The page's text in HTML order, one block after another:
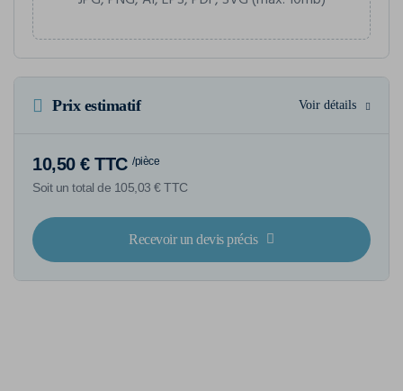
Prix estimatif Voir détails
10,50 € TTC /pièce
Soit un total de 105,03 € TTC
Recevoir un devis précis